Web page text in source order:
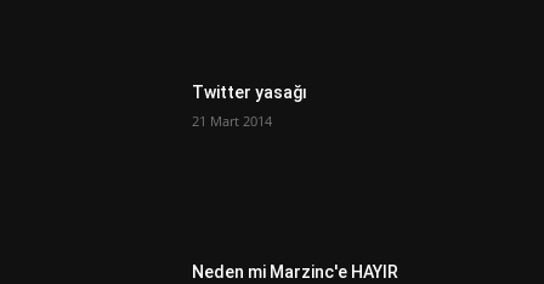
Twitter yasağı
21 Mart 2014
Neden mi Marzinc'e HAYIR